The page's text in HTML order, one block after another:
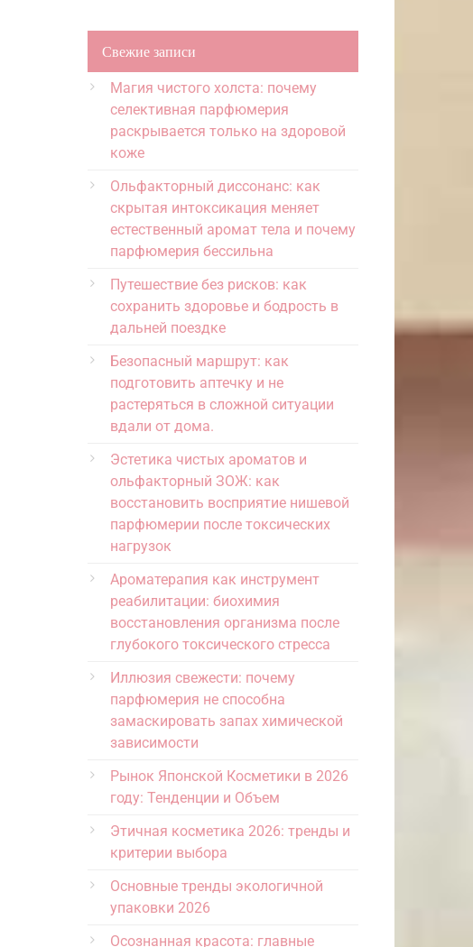
Свежие записи
Магия чистого холста: почему
селективная парфюмерия
раскрывается только на здоровой
коже
Ольфакторный диссонанс: как
скрытая интоксикация меняет
естественный аромат тела и почему
парфюмерия бессильна
Путешествие без рисков: как
сохранить здоровье и бодрость в
дальней поездке
Безопасный маршрут: как
подготовить аптечку и не
растеряться в сложной ситуации
вдали от дома.
Эстетика чистых ароматов и
ольфакторный ЗОЖ: как
восстановить восприятие нишевой
парфюмерии после токсических
нагрузок
Ароматерапия как инструмент
реабилитации: биохимия
восстановления организма после
глубокого токсического стресса
Иллюзия свежести: почему
парфюмерия не способна
замаскировать запах химической
зависимости
Рынок Японской Косметики в 2026
году: Тенденции и Объем
Этичная косметика 2026: тренды и
критерии выбора
Основные тренды экологичной
упаковки 2026
Осознанная красота: главные